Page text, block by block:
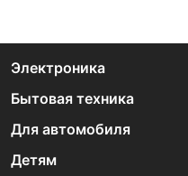
Электроника
Бытовая техника
Для автомобиля
Детям